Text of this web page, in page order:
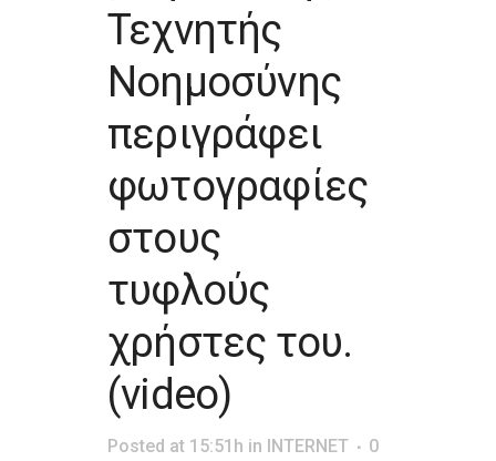
Τεχνητής
Νοημοσύνης
περιγράφει
φωτογραφίες
στους
τυφλούς
χρήστες του.
(video)
Posted at 15:51h in INTERNET
0